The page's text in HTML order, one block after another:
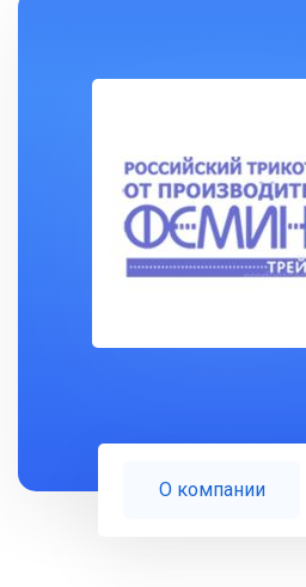
О компании